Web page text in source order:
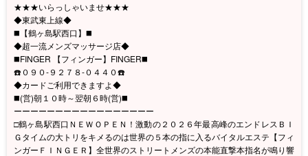
★★★いらっしゃいませ★★★
◆東武東上線◆
◼️【鶴ヶ島駅西口】◼️
◆超一流メンズマッサージ店◆
◼️FINGER 【フィンガー】FINGER◼️
☎️０９０-９２７８-０４４０☎️
◆カードご利用できますよ◆
◼️(営)朝１０時～翌朝６時(営)◼️
ーーーーーーーーーーーーーーーーー
□鶴ヶ島駅西口ＮＥＷＯＰＥＮ！激動の２０２６年最高峰のエンドレスＢＩ
Ｇタイムの大トリをキメるのは世界の５本の指に入るバイタルエステ【フィ
ンガーＦＩＮＧＥＲ】全世界のストリートメンズの本能直撃本指名が鳴り響